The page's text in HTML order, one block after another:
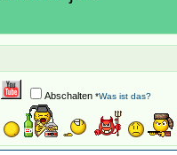
Abschalten *Was ist das?